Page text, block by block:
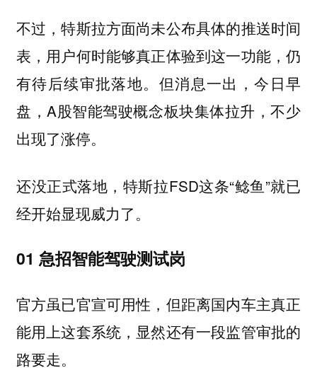
不过，特斯拉方面尚未公布具体的推送时间
表，用户何时能够真正体验到这一功能，仍
有待后续审批落地。但消息一出，今日早
盘，A股智能驾驶概念板块集体拉升，不少
出现了涨停。
还没正式落地，特斯拉FSD这条“鲶鱼”就已
经开始显现威力了。
01 急招智能驾驶测试岗
官方虽已官宣可用性，但距离国内车主真正
能用上这套系统，显然还有一段监管审批的
路要走。